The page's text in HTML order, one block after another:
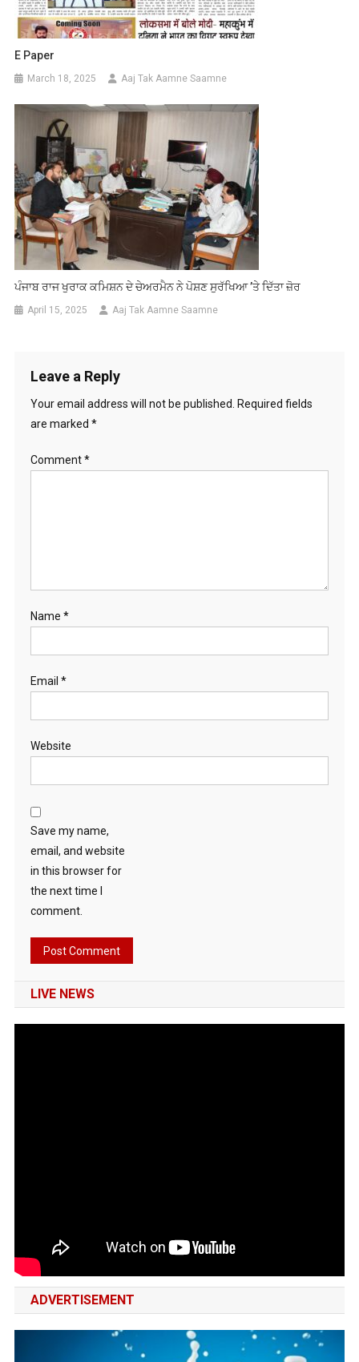
E Paper
March 18, 2025 Aaj Tak Aamne Saamne
ਪੰਜਾਬ ਰਾਜ ਖੁਰਾਕ ਕਮਿਸ਼ਨ ਦੇ ਚੇਅਰਮੈਨ ਨੇ ਪੋਸ਼ਣ ਸੁਰੱਖਿਆ ’ਤੇ ਦਿੱਤਾ ਜ਼ੋਰ
April 15, 2025 Aaj Tak Aamne Saamne
Leave a Reply
Your email address will not be published.
Required fields
are marked *
Comment*
Name *
Email *
Website
Save my name,
email, and website
in this browser for
the next time I
comment.
LIVE NEWS
ADVERTISEMENT